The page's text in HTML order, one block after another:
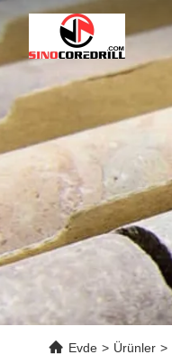
Evde > Ürünler >